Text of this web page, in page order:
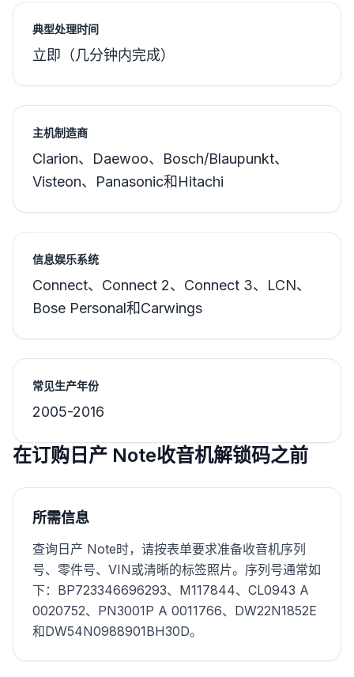
典型处理时间
立即（几分钟内完成）
主机制造商
Clarion、Daewoo、Bosch/Blaupunkt、
Visteon、Panasonic和Hitachi
信息娱乐系统
Connect、Connect 2、Connect 3、LCN、
Bose Personal和Carwings
常见生产年份
2005-2016
在订购日产 Note收音机解锁码之前
所需信息
查询日产 Note时，请按表单要求准备收音机序列
号、零件号、VIN或清晰的标签照片。序列号通常如
下：BP723346696293、M117844、CL0943 A
0020752、PN3001P A 0011766、DW22N1852E
和DW54N0988901BH30D。